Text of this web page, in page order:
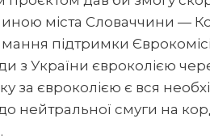
міста Словаччини —
підтримки
з України євроколією
за євроколією є вся
нейтральної смуги на